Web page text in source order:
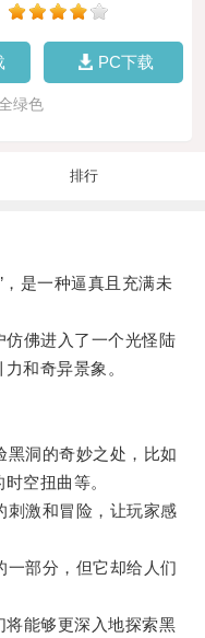
PC下载
绿色
排行
是一种逼真且充满未
佛进入了一个光怪陆
和奇异景象。
洞的奇妙之处，比如
空扭曲等。
激和冒险，让玩家感
部分，但它却给人们
能够更深入地探索黑